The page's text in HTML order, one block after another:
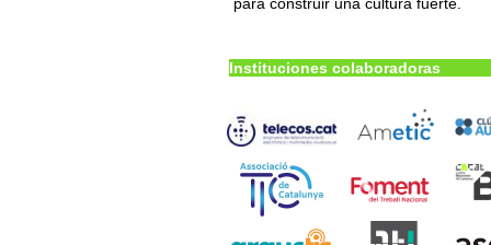
Instituciones colaboradoras